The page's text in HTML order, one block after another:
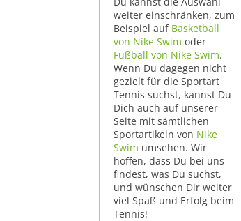
weiter einschränken, zum
Beispiel auf Basketball
von Nike Swim oder
Fußball von Nike Swim.
Wenn Du dagegen nicht
gezielt für die Sportart
Tennis suchst, kannst Du
Dich auch auf unserer
Seite mit sämtlichen
Sportartikeln von Nike
Swim umsehen. Wir
hoffen, dass Du bei uns
findest, was Du suchst,
und wünschen Dir weiter
viel Spaß und Erfolg beim
Tennis!